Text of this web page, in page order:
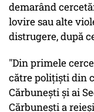
demarând
lovire sau alte
distrugere, după
"Din primele
către poliţişti din
Cărbuneşti şi ai
Cărbuneşti a